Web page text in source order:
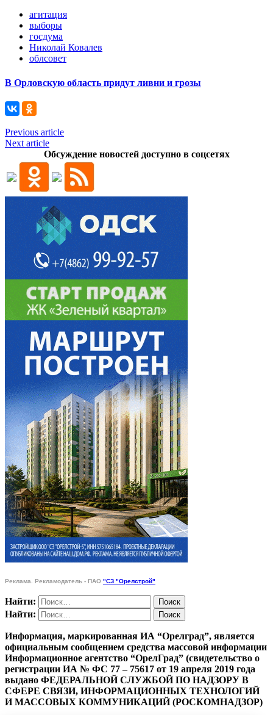
агитация
выборы
госдума
Николай Ковалев
облсовет
В Орловскую область придут ливни и грозы
Previous article
Next article
Обсуждение новостей доступно в соцсетях
Реклама. Рекламодатель - ПАО "СЗ "Орелстрой"
Найти:
Найти:
Информация, маркированная ИА “Орелград”, является
официальным сообщением средства массовой информации
Информационное агентство “ОрелГрад” (свидетельство о
регистрации ИА № ФС 77 – 75617 от 19 апреля 2019 года
выдано ФЕДЕРАЛЬНОЙ СЛУЖБОЙ ПО НАДЗОРУ В
СФЕРЕ СВЯЗИ, ИНФОРМАЦИОННЫХ ТЕХНОЛОГИЙ
И МАССОВЫХ КОММУНИКАЦИЙ (РОСКОМНАДЗОР)